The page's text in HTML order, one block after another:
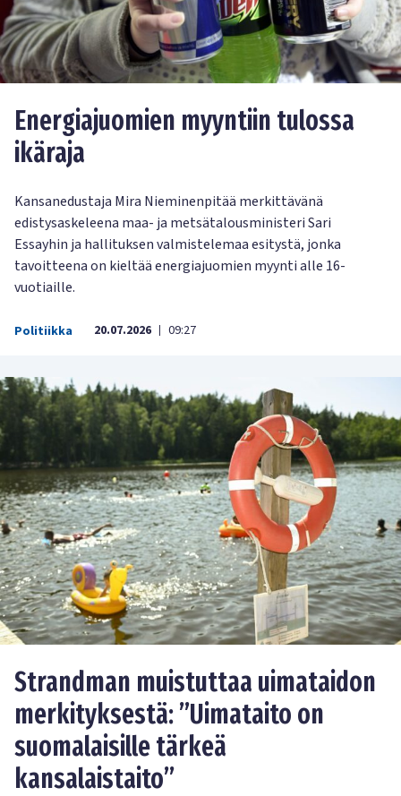
Energiajuomien myyntiin tulossa
ikäraja
Kansanedustaja Mira Nieminenpitää merkittävänä
edistysaskeleena maa- ja metsätalousministeri Sari
Essayhin ja hallituksen valmistelemaa esitystä, jonka
tavoitteena on kieltää energiajuomien myynti alle 16-
vuotiaille.
Politiikka 20.07.2026 | 09:27
Strandman muistuttaa uimataidon
merkityksestä: ”Uimataito on
suomalaisille tärkeä
kansalaistaito”